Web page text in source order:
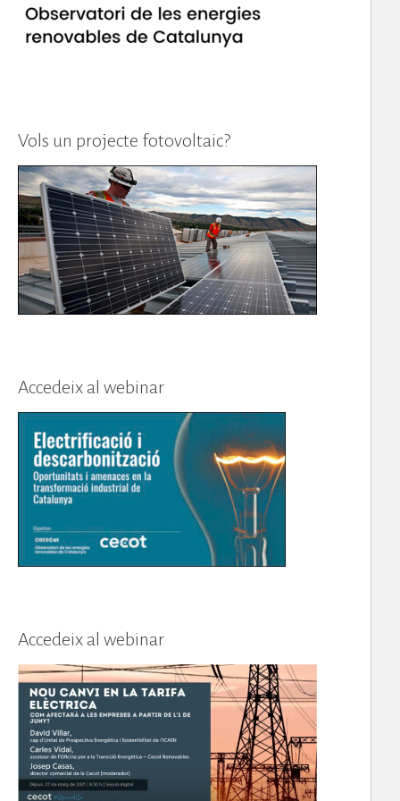
Vols un projecte fotovoltaic?
Accedeix al webinar
Accedeix al webinar